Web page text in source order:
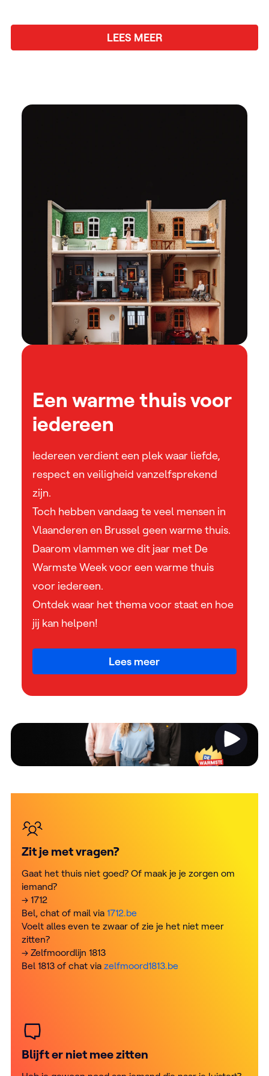
LEES MEER
Een warme thuis voor
iedereen
Iedereen verdient een plek waar liefde,
respect en veiligheid vanzelfsprekend
zijn.
Toch hebben vandaag te veel mensen in
Vlaanderen en Brussel geen warme thuis.
Daarom vlammen we dit jaar met De
Warmste Week voor een warme thuis
voor iedereen.
Ontdek waar het thema voor staat en hoe
jij kan helpen!
Lees meer
Video
Zit je met vragen?
Gaat het thuis niet goed? Of maak je je zorgen om
iemand?
→ 1712
Bel, chat of mail via 1712.be
Voelt alles even te zwaar of zie je het niet meer
zitten?
→ Zelfmoordlijn 1813
Bel 1813 of chat via zelfmoord1813.be
Blijft er niet mee zitten